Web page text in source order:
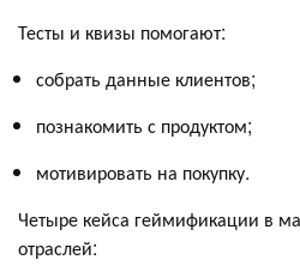
Тесты и квизы помогают:
собрать данные клиентов;
познакомить с продуктом;
мотивировать на покупку.
Четыре кейса геймификации в
отраслей: